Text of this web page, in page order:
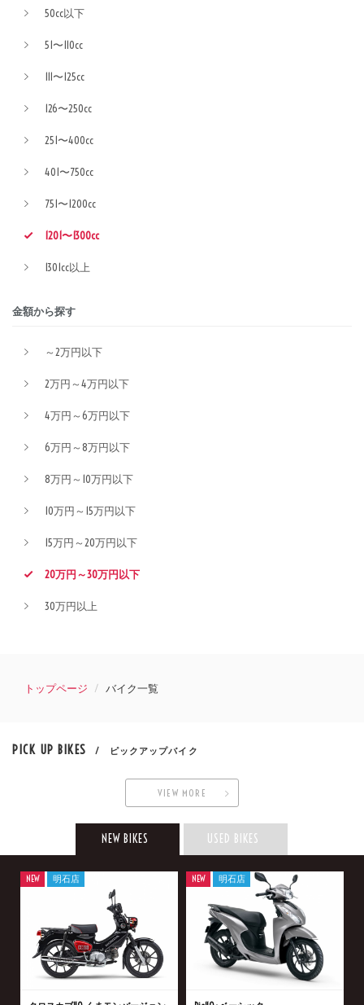
50cc以下
51〜110cc
111〜125cc
126〜250cc
251〜400cc
401〜750cc
751〜1200cc
1201〜1300cc
1301cc以上
金額から探す
～2万円以下
2万円～4万円以下
4万円～6万円以下
6万円～8万円以下
8万円～10万円以下
10万円～15万円以下
15万円～20万円以下
20万円～30万円以下
30万円以上
トップページ バイク一覧
PICK UP BIKES / ピックアップバイク
VIEW MORE
NEW BIKES USED BIKES
NEW 明石店 NEW 明石店